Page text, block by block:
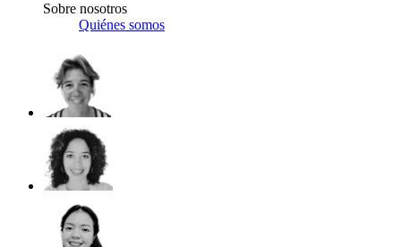
Sobre nosotros
Quiénes somos